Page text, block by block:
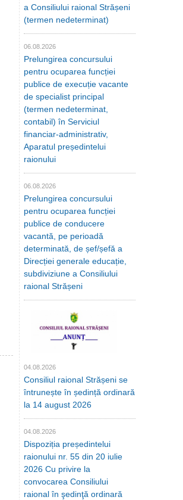
a Consiliului raional Strășeni
(termen nedeterminat)
06.08.2026
Prelungirea concursului
pentru ocuparea funcției
publice de execuție vacante
de specialist principal
(termen nedeterminat,
contabil) în Serviciul
financiar-administrativ,
Aparatul președintelui
raionului
06.08.2026
Prelungirea concursului
pentru ocuparea funcției
publice de conducere
vacantă, pe perioadă
determinată, de șef/șefă a
Direcției generale educație,
subdiviziune a Consiliului
raional Strășeni
04.08.2026
Consiliul raional Strășeni se
întrunește în ședință ordinară
la 14 august 2026
04.08.2026
Dispoziția președintelui
raionului nr. 55 din 20 iulie
2026 Cu privire la
convocarea Consiliului
raional în şedinţă ordinară